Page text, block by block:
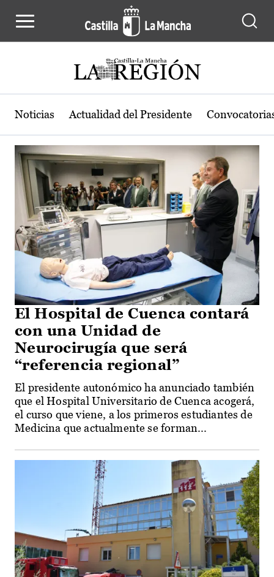
Actualidad de la región de Castilla-
Noticias Actualidad del Presidente
El Hospital de Cuenca contará
con una Unidad de
Neurocirugía que será
“referencia regional”
El presidente autonómico ha anunciado también
que el Hospital Universitario de Cuenca acogerá,
el curso que viene, a los primeros estudiantes de
Medicina que actualmente se forman...